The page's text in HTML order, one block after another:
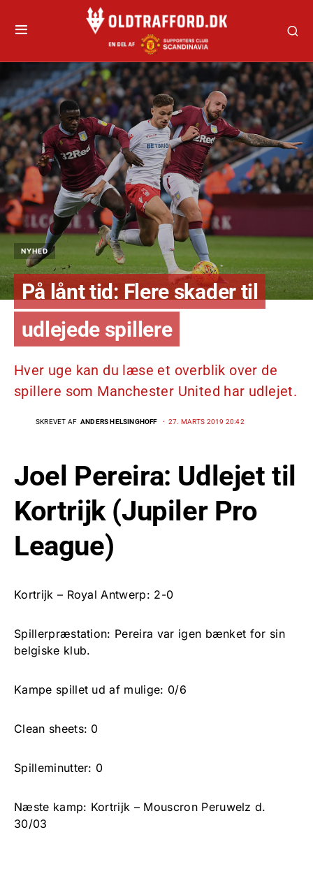
NYHED
På lånt tid: Flere skader til
udlejede spillere
Hver uge kan du læse et overblik over de
spillere som Manchester United har udlejet.
SKREVET AF ANDERS HELSINGHOFF 27. MARTS 2019 20:42
Joel Pereira: Udlejet til
Kortrijk (Jupiler Pro
League)
Kortrijk – Royal Antwerp: 2-0
Spillerpræstation: Pereira var igen bænket for sin
belgiske klub.
Kampe spillet ud af mulige: 0/6
Clean sheets: 0
Spilleminutter: 0
Næste kamp: Kortrijk – Mouscron Peruwelz d.
30/03